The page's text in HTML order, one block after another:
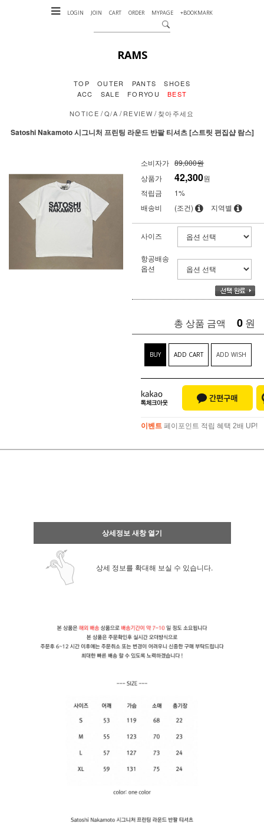
LOGIN JOIN CART ORDER MYPAGE +BOOKMARK
RAMS
TOP OUTER PANTS
SHOES
ACC
SALE FORYOU BEST
NOTICE /Q/A /REVIEW /찾아주세요
Satoshi Nakamoto 시그니처 프린팅 라운드 반팔 티셔츠 [스트릿 편집샵 람스]
소비자가 89,000원
상품가
42,300원
적립금
1%
배송비
(조건) 지역별
사이즈
항공배송
옵션
총 상품 금액 0 원
BUY ADD CART ADD WISH
이벤트 페이포인트 적립 혜택 2배 UP!
상세정보 새창 열기
상세 정보를 확대해 보실 수 있습니다.